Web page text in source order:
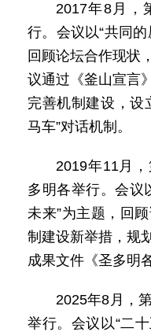
2017年8月，
行。会议以“共同
回顾论坛合作现状
议通过《釜山宣言
完善机制建设，设
马车”对话机制。
2019年11月
多明各举行。会议
未来”为主题，回
制建设新举措，规
成果文件《圣多明
2025年8月，
举行。会议以“二